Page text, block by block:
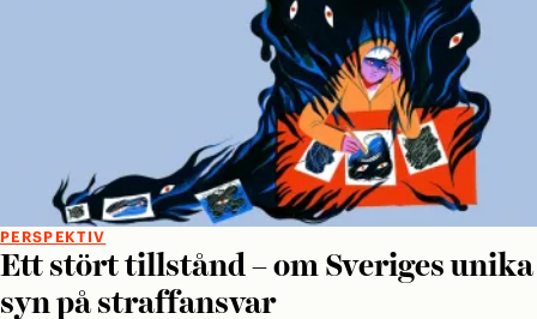
PERSPEKTIV
Ett stört tillstånd – om Sveriges unika
syn på straffansvar